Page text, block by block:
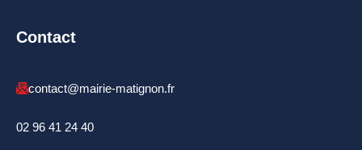
Contact
contact@mairie-matignon.fr
02 96 41 24 40